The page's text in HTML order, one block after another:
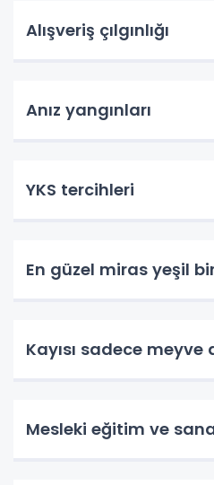
Alışveriş çılgınlığı
Anız yangınları
YKS tercihleri
En güzel miras yeşil
Kayısı sadece meyve
Mesleki eğitim ve